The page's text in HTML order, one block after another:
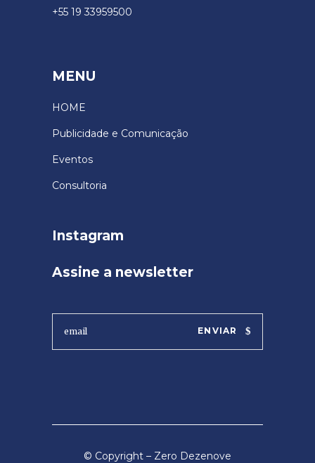
+55 19 33959500
MENU
HOME
Publicidade e Comunicação
Eventos
Consultoria
Instagram
Assine a newsletter
ENVIAR
© Copyright – Zero Dezenove